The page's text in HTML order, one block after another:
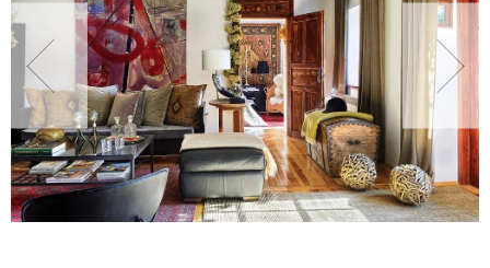
ZIELEŃ W DOMU
PROJEKTOWANIE OGRODU
NATURALNIE
URODA